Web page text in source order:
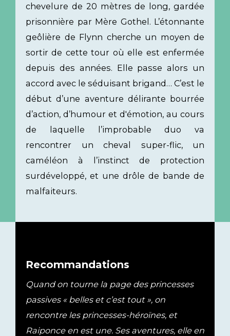
chevelure de 20 mètres de long, gardée
prisonnière par Mère Gothel. L’étonnante
geôlière de Flynn cherche un moyen de
sortir de cette tour où elle est enfermée
depuis des années. Elle passe alors un
accord avec le séduisant brigand… C’est le
début d’une aventure délirante bourrée
d’action, d’humour et d'émotion, au cours
de laquelle l’improbable duo va
rencontrer un cheval super-flic, un
caméléon à l’instinct de protection
surdéveloppé, et une drôle de bande de
malfaiteurs.
Recommandations
Quand on tourne la page des princesses
passives « belles et c’est tout », on
rencontre les princesses-héroïnes, et
Raiponce en est une. Ses aventures, elle en